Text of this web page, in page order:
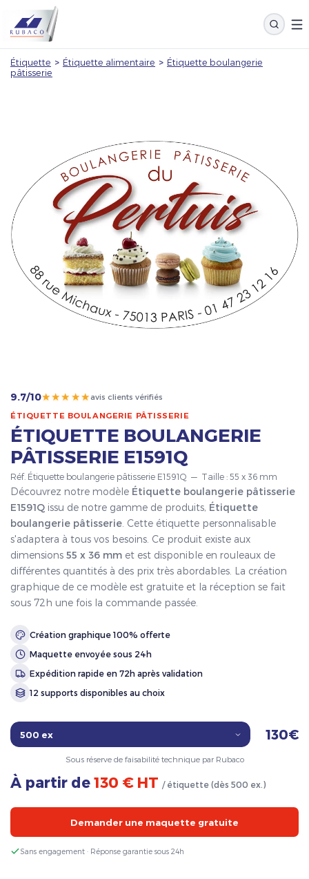
Étiquette > Étiquette alimentaire > Étiquette boulangerie
pâtisserie
9.7/10★★★★★avis clients vérifiés
ÉTIQUETTE BOULANGERIE PÂTISSERIE
ÉTIQUETTE BOULANGERIE
PÂTISSERIE E1591Q
Réf. Étiquette boulangerie pâtisserie E1591Q — Taille : 55 x 36 mm
Découvrez notre modèle Étiquette boulangerie pâtisserie
E1591Q issu de notre gamme de produits, Étiquette
boulangerie pâtisserie . Cette étiquette personnalisable
s'adaptera à tous vos besoins. Ce produit existe aux
dimensions 55 x 36 mm et est disponible en rouleaux de
différentes quantités à des prix très abordables. La création
graphique de ce modèle est gratuite et la réception se fait
sous 72h une fois la commande passée.
Création graphique 100% offerte
Maquette envoyée sous 24h
Expédition rapide en 72h après validation
12 supports disponibles au choix
130€
Sous réserve de faisabilité technique par Rubaco
À partir de 130 € HT / étiquette (dès 500 ex.)
Demander une maquette gratuite
Sans engagement · Réponse garantie sous 24h